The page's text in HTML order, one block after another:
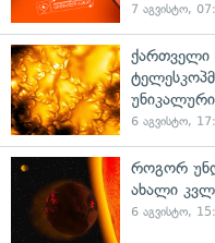
7 აგვისტო,
ქართველი
6 აგვისტო,
როგორ
ახალი
6 აგვისტო,